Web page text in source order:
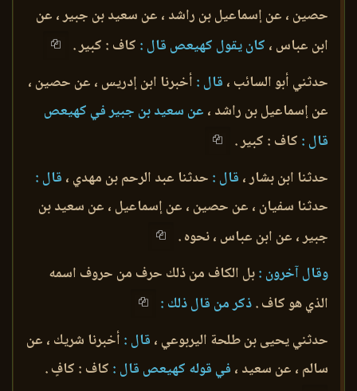
حصين ، عن إسماعيل بن راشد ، عن سعيد بن جبير ، عن
ابن عباس ، كان يقول كهيعص قال : كاف : كبير .
حدثني أبو السائب ، قال : أخبرنا ابن إدريس ، عن حصين ،
عن إسماعيل بن راشد ، عن سعيد بن جبير في كهيعص
قال : كاف : كبير .
حدثنا ابن بشار ، قال : حدثنا عبد الرحم بن مهدي ، قال :
حدثنا سفيان ، عن حصين ، عن إسماعيل ، عن سعيد بن
جبير ، عن ابن عباس ، نحوه .
وقال آخرون :بل الكاف من ذلك حرف من حروف اسمه
الذي هو كاف .ذكر من قال ذلك :
حدثني يحيى بن طلحة اليربوعي ، قال : أخبرنا شريك ، عن
سالم ، عن سعيد ، في قوله كهيعص قال : كاف : كافٍ .